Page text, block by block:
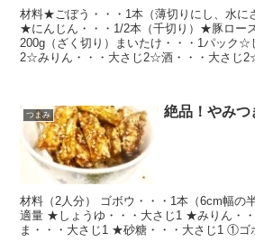
材料★ごぼう・・・1本（薄切りにし、水に
★にんじん・・・1/2本（千切り）★豚ロー
200g（ざく切り）まいたけ・・・1パック☆
2☆みりん・・・大さじ2☆酒・・・大さじ
つまみ 絶品！やみつ
材料（2人分） ゴボウ・・・1本（6cm幅の
適量 ★しょうゆ・・・大さじ1 ★みりん・
ま・・・大さじ1 ★砂糖・・・大さじ1 ①ゴ